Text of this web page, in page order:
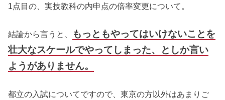
1点目の、実技教科の内申点の倍率変更について。
結論から言うと、
もっともやってはいけないことを
壮大なスケールでやってしまった、としか言い
ようがありません。
都立の入試についてですので、東京の方以外はあまりご